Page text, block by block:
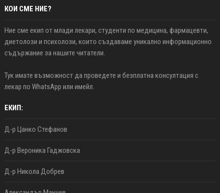
КОИ СМЕ НИЕ?
Ние сме екип от млади лекари, студенти по медицина, фармацевти,
диетолози и психолози, които създаваме уникално информационно
съдържание за нашите читатели.
Тук имате възможност да проведете и безплатна консултация с
лекар по WhatsApp или имейл.
ЕКИП:
Д-р Цанко Стефанов
Д-р Вероника Гаджовска
Д-р Никола Добрев